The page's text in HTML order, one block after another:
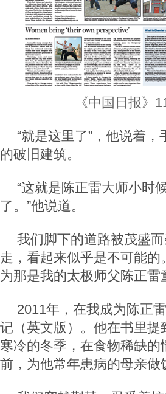
《中国日报》
“就是这里了”，他说着
的破旧建筑。
“这就是陈正雷大师小时
了。”他说道。
我们脚下的道路被茂盛
走，看起来似乎是不可能
为那是我的太极师父陈正
2011年，在我成为陈正
记（英文版）。他在书里
寒冷的冬季，在食物稀缺
前，为他常年患病的母亲做